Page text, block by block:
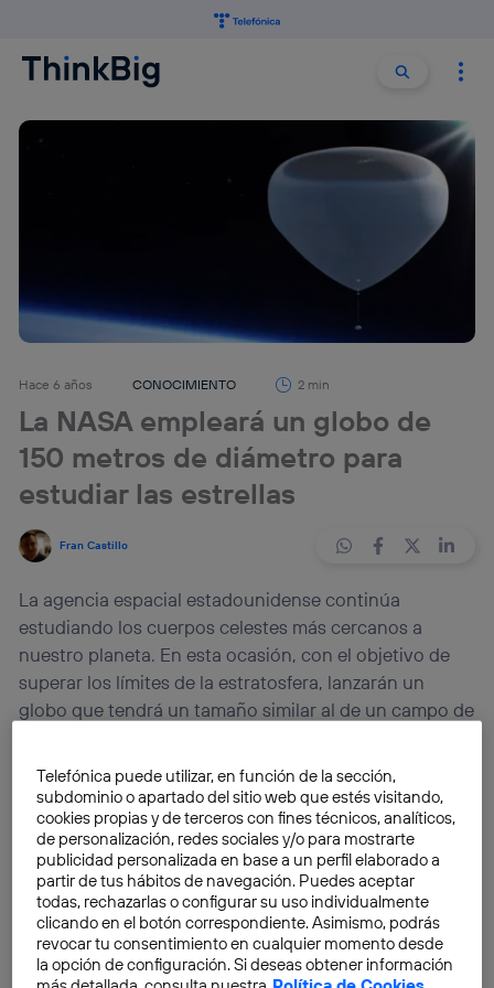
Buscar
Hace 6 años CONOCIMIENTO 2 min
La NASA empleará un globo de
150 metros de diámetro para
estudiar las estrellas
Fran Castillo
La agencia espacial estadounidense continúa
estudiando los cuerpos celestes más cercanos a
nuestro planeta. En esta ocasión, con el objetivo de
superar los límites de la estratosfera, lanzarán un
globo que tendrá un tamaño similar al de un campo de
LaNASAes conocida por sus grandes
investigaciones mediante el uso decohetesy
satélites. Esta vez ha sorprendido a la comunidad
científica con su próximo proyecto: ascender a lo más
alto mediante un globo de150 metros de diámetros
Tal como ha anunciado la Agencia Espacial, el
Telefónica puede utilizar, en función de la sección,
subdominio o apartado del sitio web que estés visitando,
cookies propias y de terceros con fines técnicos, analíticos,
de personalización, redes sociales y/o para mostrarte
publicidad personalizada en base a un perfil elaborado a
partir de tus hábitos de navegación. Puedes aceptar
todas, rechazarlas o configurar su uso individualmente
clicando en el botón correspondiente. Asimismo, podrás
revocar tu consentimiento en cualquier momento desde
la opción de configuración. Si deseas obtener información